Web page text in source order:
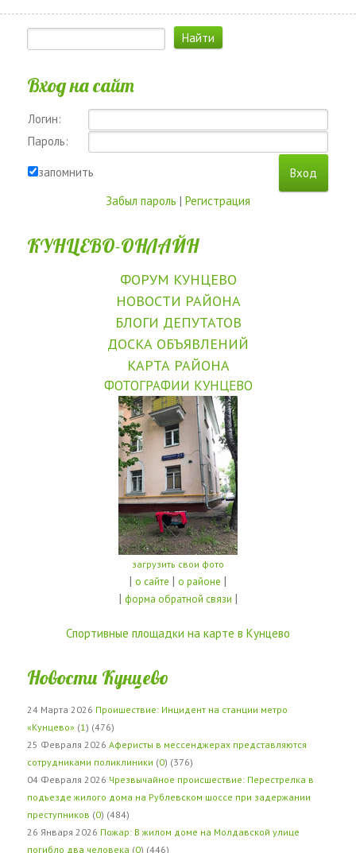
Вход на сайт
Логин:
Пароль:
запомнить
Забыл пароль | Регистрация
КУНЦЕВО-ОНЛАЙН
ФОРУМ КУНЦЕВО
НОВОСТИ РАЙОНА
БЛОГИ ДЕПУТАТОВ
ДОСКА ОБЪЯВЛЕНИЙ
КАРТА РАЙОНА
ФОТОГРАФИИ КУНЦЕВО
загрузить свои фото
| о сайте | о районе |
| форма обратной связи |
Спортивные площадки на карте в Кунцево
Новости Кунцево
24 Марта 2026 Проишествие: Инцидент на станции метро
«Кунцево» (1 ) (476)
25 Февраля 2026 Аферисты в мессенджерах представляются
сотрудниками поликлиники (0) (376)
04 Февраля 2026 Чрезвычайное происшествие: Перестрелка в
подъезде жилого дома на Рублевском шоссе при задержании
преступников (0) (484)
26 Января 2026 Пожар: В жилом доме на Молдавской улице
погибло два человека (0) (446)